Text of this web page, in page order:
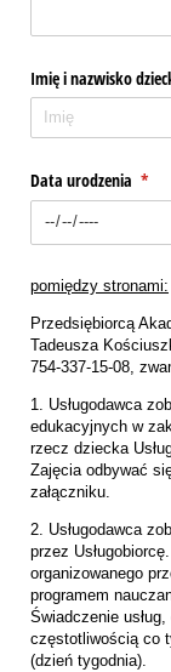
Imię i nazwisko
Data urodzenia *
pomiędzy stronami:
Przedsiębiorcą
Tadeusza
754-337-15-08,
1. Usługodawca
edukacyjnych w
rzecz dziecka
Zajęcia odbywać
załączniku.
2. Usługodawca
przez
organizowanego
programem
Świadczenie
częstotliwością co
(dzień tygodnia).